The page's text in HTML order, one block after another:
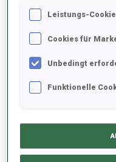
gewonnen. „Es fühlt sich
Leistungs-
Cookies für
Unbedingt
Funktionelle